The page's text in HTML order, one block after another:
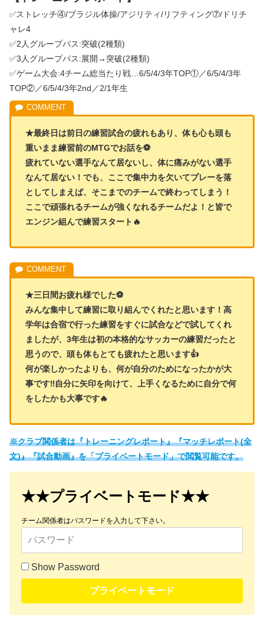
✅ストレッチ④/ブラジル体操/アジリティ/リフティング➆/ドリチ
ャレ4
✅2人グループパス:突破(2種類)
✅3人グループパス:展開→突破(2種類)
✅ゲーム大会:4チーム総当たり戦…6/5/4/3年TOP①／6/5/4/3年
TOP②／6/5/4/3年2nd／2/1年生
★最終日は前日の練習試合の疲れもあり、体も心も頭も
重いまま練習前のMTGでお話を⚽
疲れていない選手なんて居ないし、体に痛みがない選手
なんて居ない！でも、ここで集中力を欠いてプレーを落
としてしまえば、そこまでのチームで終わってしまう！
ここで頑張れるチームが強くなれるチームだよ！と皆で
エンジン組んで練習スタート🔥
★三日間お疲れ様でした⚽
みんな集中して練習に取り組んでくれたと思います！高
学年は合宿で行った練習をすぐに試合などで試してくれ
ましたが、3年生は初の本格的なサッカーの練習だったと
思うので、頭も体もとても疲れたと思います👍
何が楽しかったよりも、何が自分のためになったかが大
事です‼️自分に矢印を向けて、上手くなるために自分で何
をしたかも大事です🔥
※クラブ関係者は『トレーニングレポート』『マッチレポート(全
文)』『試合動画』を「プライベートモード」で閲覧可能です。
★★プライベートモード★★
チーム関係者はパスワードを入力して下さい。
Show Password
プライベートモード